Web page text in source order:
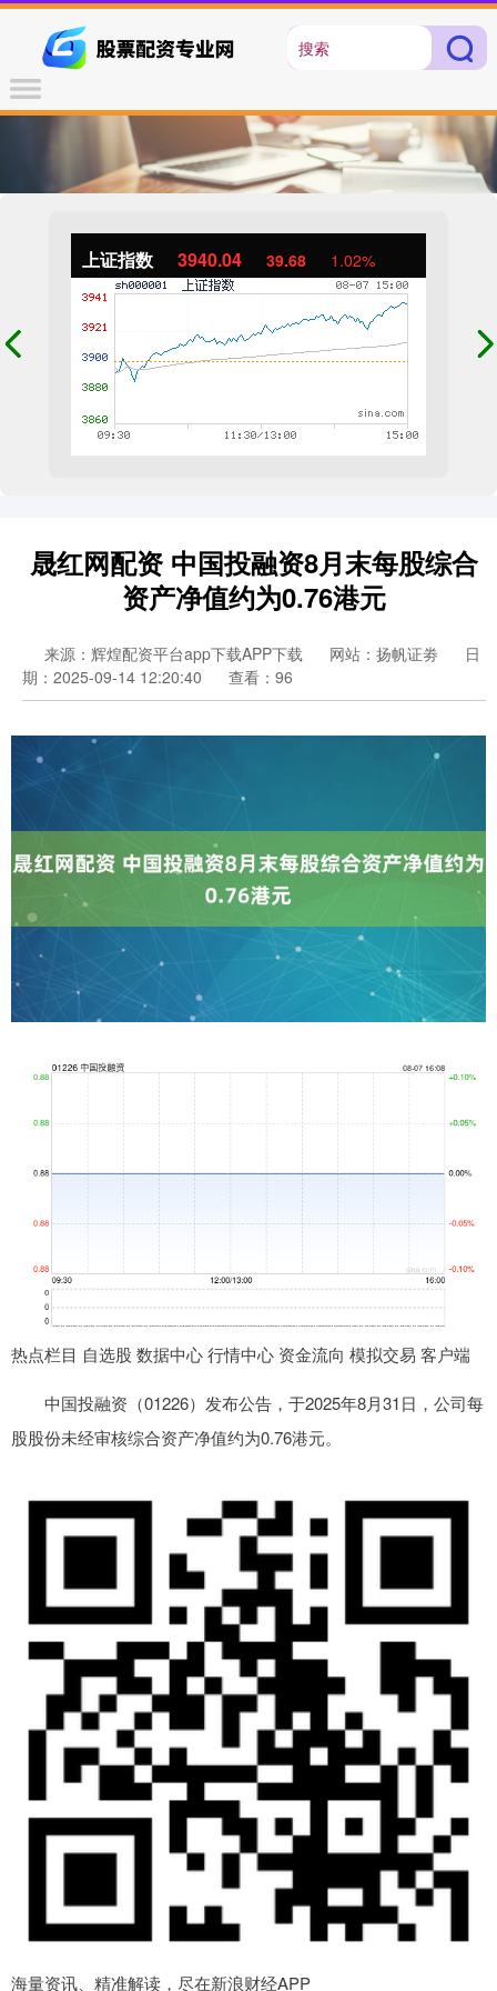
上证指数 3940.04 39.68 1.02%
晟红网配资 中国投融资8月末每股综合
资产净值约为0.76港元
来源：辉煌配资平台app下载APP下载 网站：扬帆证劵
日
期：2025-09-14 12:20:40
查看：96
热点栏目 自选股 数据中心 行情中心 资金流向 模拟交易 客户端
中国投融资（01226）发布公告，于2025年8月31日，公司每
股股份未经审核综合资产净值约为0.76港元。
海量资讯、精准解读，尽在新浪财经APP